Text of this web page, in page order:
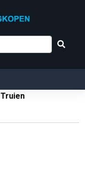
Truien